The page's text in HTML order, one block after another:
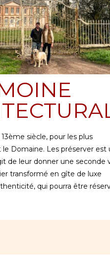
siècle, pour les plus
le Domaine. Les préserver est
de leur donner une seconde
transformé en gîte de luxe
qui pourra être